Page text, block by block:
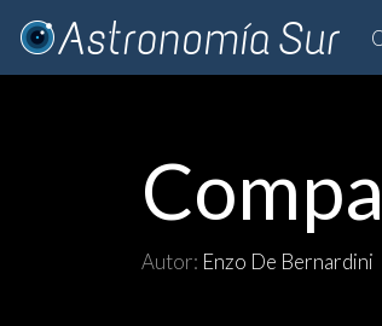
Autor: Enzo De Bernardini